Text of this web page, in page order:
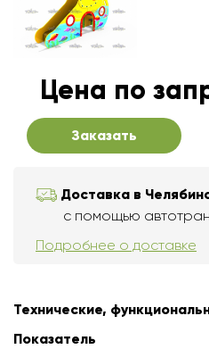
Цена по
Заказать
Доставка в
с помощью
Подробнее о доставке
Технические,
Показатель